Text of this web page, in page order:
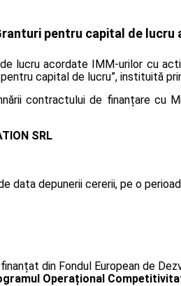
pentru capital de
lucru acordate IMM-urilor cu
capital de lucru”, instituită
contractului de finanțare cu
SRL
depunerii cererii, pe o
din Fondul European de
Operațional